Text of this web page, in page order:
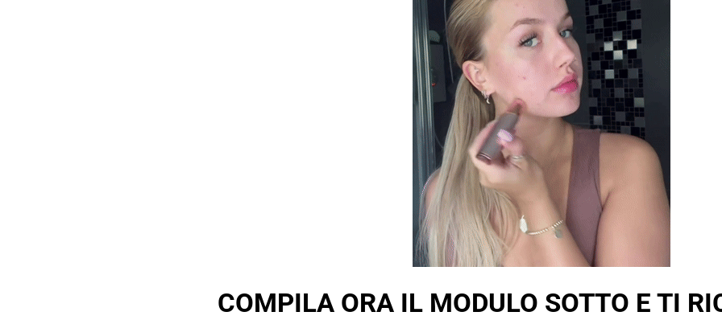
COMPILA ORA IL MODULO SOTTO E TI